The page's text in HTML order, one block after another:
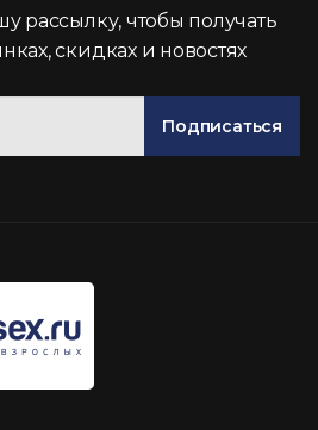
рассылку, чтобы получать
скидках и новостях
Подписаться